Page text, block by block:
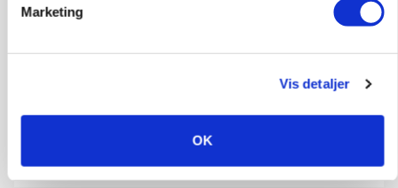
Marketing
Vis detaljer
OK
Forserie til selvkørende skårlægger afprøves i år